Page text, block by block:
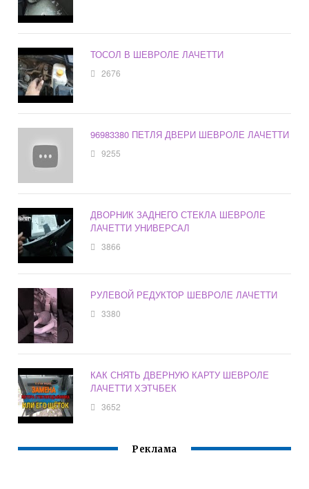
ТОСОЛ В ШЕВРОЛЕ ЛАЧЕТТИ
2676
96983380 ПЕТЛЯ ДВЕРИ ШЕВРОЛЕ ЛАЧЕТТИ
9255
ДВОРНИК ЗАДНЕГО СТЕКЛА ШЕВРОЛЕ
ЛАЧЕТТИ УНИВЕРСАЛ
3866
РУЛЕВОЙ РЕДУКТОР ШЕВРОЛЕ ЛАЧЕТТИ
3380
КАК СНЯТЬ ДВЕРНУЮ КАРТУ ШЕВРОЛЕ
ЛАЧЕТТИ ХЭТЧБЕК
3652
Реклама